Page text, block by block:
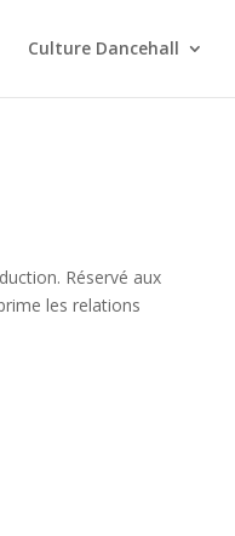
Culture Dancehall
Réservé aux
les relations